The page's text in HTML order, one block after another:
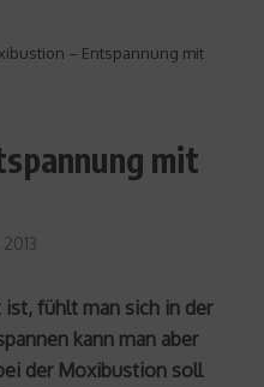
– Entspannung mit
mit
ist, fühlt man sich in der
kann man aber
der Moxibustion soll